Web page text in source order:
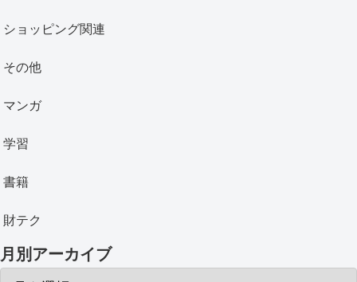
ショッピング関連
その他
マンガ
学習
書籍
財テク
月別アーカイブ